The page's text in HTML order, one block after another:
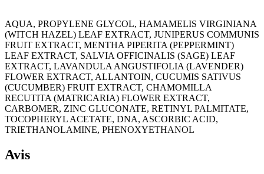
AQUA, PROPYLENE GLYCOL, HAMAMELIS VIRGINIANA
(WITCH HAZEL) LEAF EXTRACT, JUNIPERUS COMMUNIS
FRUIT EXTRACT, MENTHA PIPERITA (PEPPERMINT)
LEAF EXTRACT, SALVIA OFFICINALIS (SAGE) LEAF
EXTRACT, LAVANDULA ANGUSTIFOLIA (LAVENDER)
FLOWER EXTRACT, ALLANTOIN, CUCUMIS SATIVUS
(CUCUMBER) FRUIT EXTRACT, CHAMOMILLA
RECUTITA (MATRICARIA) FLOWER EXTRACT,
CARBOMER, ZINC GLUCONATE, RETINYL PALMITATE,
TOCOPHERYL ACETATE, DNA, ASCORBIC ACID,
TRIETHANOLAMINE, PHENOXYETHANOL
Avis